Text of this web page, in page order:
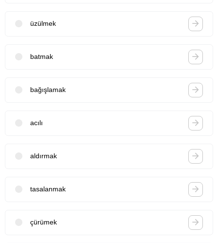
üzülmek
batmak
bağışlamak
acılı
aldırmak
tasalanmak
çürümek